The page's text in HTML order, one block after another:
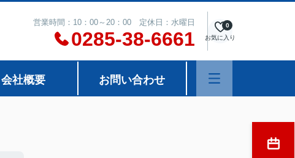
営業時間：10：00～20：00 定休日：水曜日
0285-38-6661 お気に入り
0
会社概要 お問い合わせ